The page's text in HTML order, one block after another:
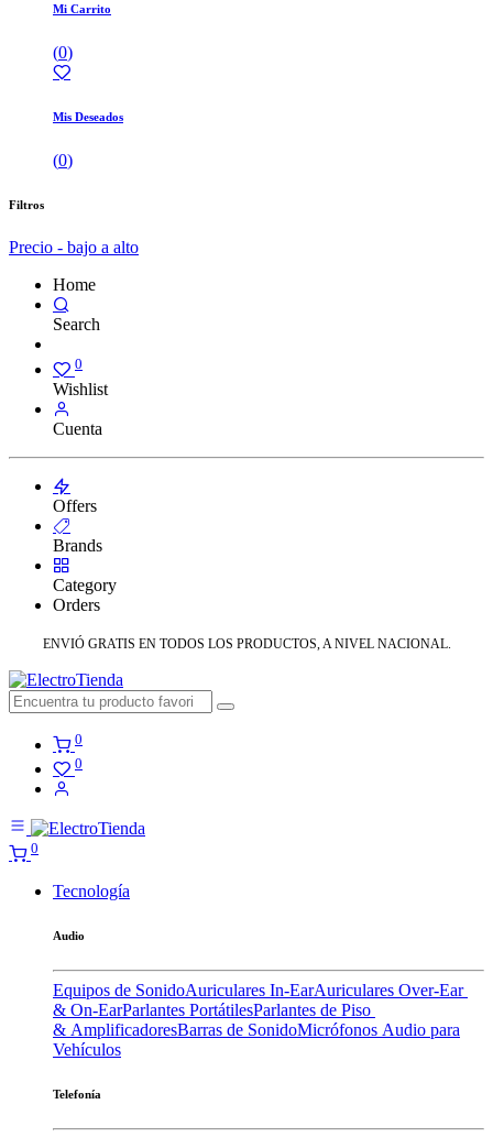
Mi Carrito
(0)
Mis Deseados
(0)
Filtros
Precio - bajo a alto
Home
Search
0
Wishlist
Cuenta
Offers
Brands
Category
Orders
ENVIÓ GRATIS EN TODOS LOS PRODUCTOS, A NIVEL NACIONAL.
0
0
0
Tecnología
Audio
Equipos de SonidoAuriculares In-EarAuriculares Over-Ear
& On-EarParlantes PortátilesParlantes de Piso
& AmplificadoresBarras de SonidoMicrófonos Audio para
Vehículos
Telefonía